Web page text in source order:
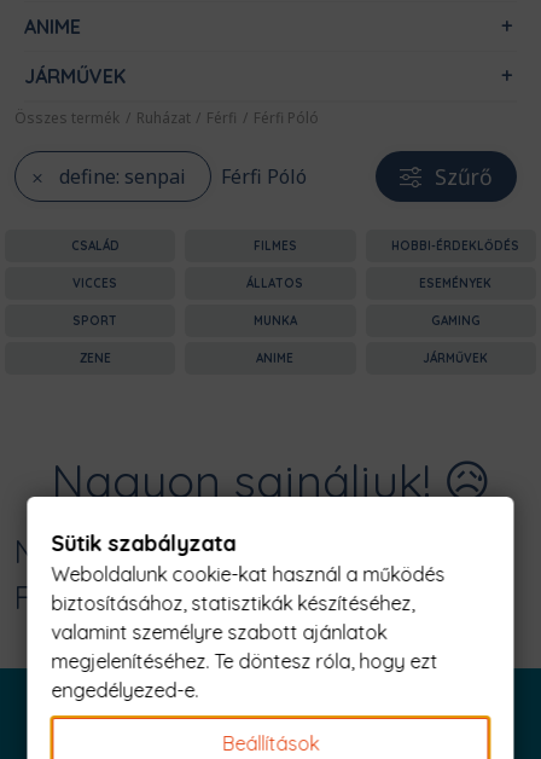
ANIME
JÁRMŰVEK
Összes termék / Ruházat / Férfi / Férfi Póló
define: senpai Férfi Póló Szűrő
CSALÁD FILMES HOBBI-ÉRDEKLŐDÉS
VICCES ÁLLATOS ESEMÉNYEK
SPORT MUNKA GAMING
ZENE ANIME JÁRMŰVEK
Nagyon sajnáljuk! 😥
Nincs találat erre: "define: senpai
Férfi Póló"
Sütik szabályzata
Weboldalunk cookie-kat használ a működés
biztosításához, statisztikák készítéséhez,
valamint személyre szabott ajánlatok
megjelenítéséhez. Te döntesz róla, hogy ezt
engedélyezed-e.
Beállítások